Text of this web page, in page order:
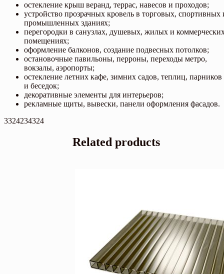
остекление крыш веранд, террас, навесов и проходов;
устройство прозрачных кровель в торговых, спортивных
промышленных зданиях;
перегородки в санузлах, душевых, жилых и
помещениях;
оформление балконов, создание подвесных потолков;
остановочные павильоны, перроны, переходы метро,
вокзалы, аэропорты;
остекление летних кафе, зимних садов, теплиц, парников
и беседок;
декоративные элементы для интерьеров;
рекламные щиты, вывески, панели оформления фасадов.
3324234324
Related products